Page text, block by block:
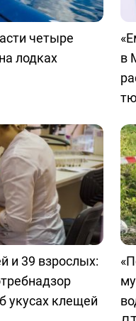
четыре
лодках
в
и 39 взрослых:
укусах клещей